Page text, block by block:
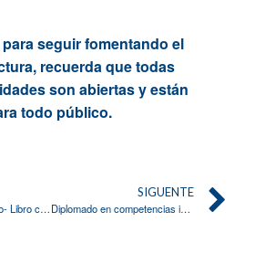
seguir fomentando el
recuerda que todas
son abiertas y están
todo público.
El infinito en un Junco- Libro con un autógrafo dedicado a la UCA por la autora Irene Vallejo
SIGUENTE
Diplomado en competencias informacionales y digitales para la investigación académica